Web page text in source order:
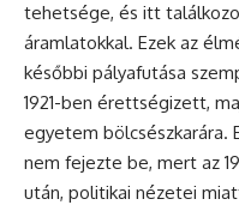
tehetsége, és itt
áramlatokkal. Ezek az
későbbi pályafutása
1921-ben érettségizett,
egyetem bölcsészkarára.
nem fejezte be, mert az
után, politikai nézetei